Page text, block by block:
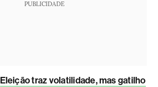
PUBLICIDADE
Eleição traz volatilidade, mas gatilho